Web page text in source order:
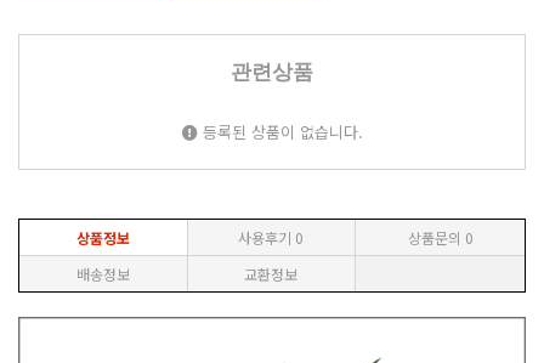
관련상품
등록된 상품이 없습니다.
상품정보 사용후기 0 상품문의 0
배송정보
교환정보